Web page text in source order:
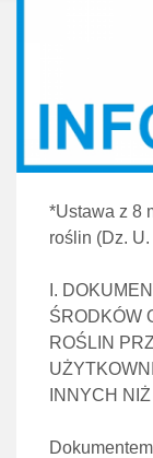
*Ustawa z 8
roślin (Dz.
I.
ŚRODKÓW
ROŚLIN
INNYCH